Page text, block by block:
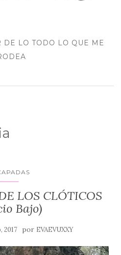
DE LO TODO LO QUE ME
LOS CLÓTICOS
Bajo)
2017 por EVAEVUXXY